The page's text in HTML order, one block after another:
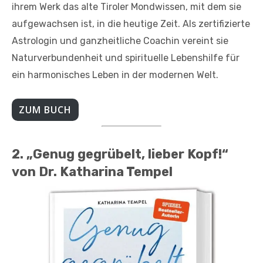
ihrem Werk das alte Tiroler Mondwissen, mit dem sie
aufgewachsen ist, in die heutige Zeit. Als zertifizierte
Astrologin und ganzheitliche Coachin vereint sie
Naturverbundenheit und spirituelle Lebenshilfe für
ein harmonisches Leben in der modernen Welt.
ZUM BUCH
2. „Genug gegrübelt, lieber Kopf!“
von Dr. Katharina Tempel